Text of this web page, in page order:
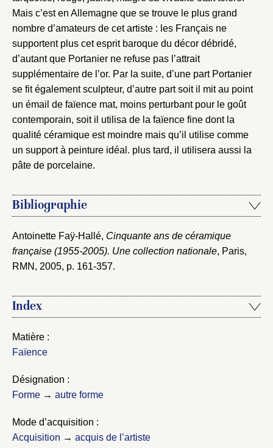
Mais c’est en Allemagne que se trouve le plus grand
nombre d’amateurs de cet artiste : les Français ne
supportent plus cet esprit baroque du décor débridé,
d’autant que Portanier ne refuse pas l’attrait
supplémentaire de l’or. Par la suite, d’une part Portanier
se fit également sculpteur, d’autre part soit il mit au point
un émail de faïence mat, moins perturbant pour le goût
contemporain, soit il utilisa de la faïence fine dont la
qualité céramique est moindre mais qu’il utilise comme
un support à peinture idéal. plus tard, il utilisera aussi la
pâte de porcelaine.
Bibliographie
Antoinette Faÿ-Hallé, Cinquante ans de céramique
française (1955-2005). Une collection nationale, Paris,
RMN, 2005, p. 161-357.
Index
Matière :
Faïence
Désignation :
Forme → autre forme
Mode d’acquisition :
Acquisition → acquis de l’artiste